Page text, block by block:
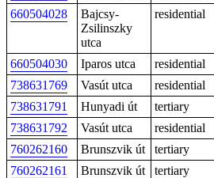
660504028
Bajcsy-
Zsilinszky
utca
residential
660504030 Iparos utca residential
738631769
Vasút utca residential
738631791
Hunyadi út tertiary
738631792
Vasút utca residential
760262160
Brunszvik út tertiary
760262161
Brunszvik út tertiary